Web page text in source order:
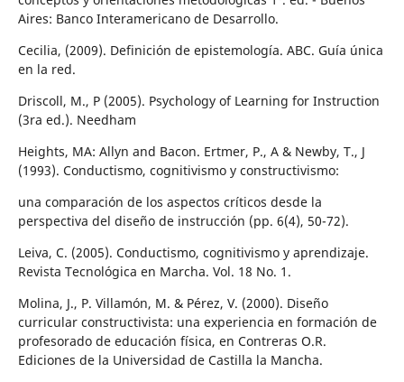
Aires: Banco Interamericano de Desarrollo.
Cecilia, (2009). Definición de epistemología. ABC. Guía única
en la red.
Driscoll, M., P (2005). Psychology of Learning for Instruction
(3ra ed.). Needham
Heights, MA: Allyn and Bacon. Ertmer, P., A & Newby, T., J
(1993). Conductismo, cognitivismo y constructivismo:
una comparación de los aspectos críticos desde la
perspectiva del diseño de instrucción (pp. 6(4), 50-72).
Leiva, C. (2005). Conductismo, cognitivismo y aprendizaje.
Revista Tecnológica en Marcha. Vol. 18 No. 1.
Molina, J., P. Villamón, M. & Pérez, V. (2000). Diseño
curricular constructivista: una experiencia en formación de
profesorado de educación física, en Contreras O.R.
Ediciones de la Universidad de Castilla la Mancha.